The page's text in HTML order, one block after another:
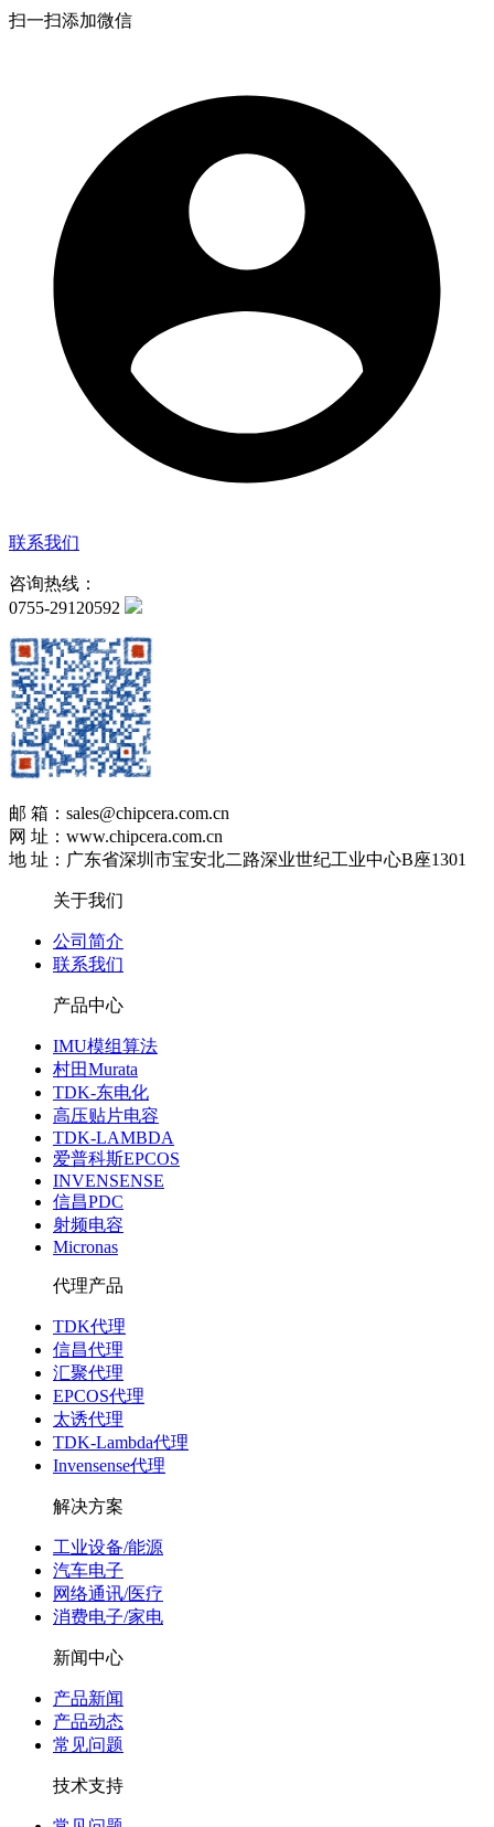
扫一扫添加微信
联系我们
咨询热线：
0755-29120592
邮 箱：sales@chipcera.com.cn
网 址：www.chipcera.com.cn
地 址：广东省深圳市宝安北二路深业世纪工业中心B座1301
关于我们
公司简介
联系我们
产品中心
IMU模组算法
村田Murata
TDK-东电化
高压贴片电容
TDK-LAMBDA
爱普科斯EPCOS
INVENSENSE
信昌PDC
射频电容
Micronas
代理产品
TDK代理
信昌代理
汇聚代理
EPCOS代理
太诱代理
TDK-Lambda代理
Invensense代理
解决方案
工业设备/能源
汽车电子
网络通讯/医疗
消费电子/家电
新闻中心
产品新闻
产品动态
常见问题
技术支持